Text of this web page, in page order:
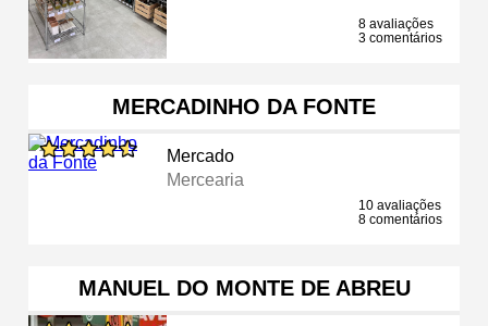
8 avaliações
3 comentários
MERCADINHO DA FONTE
Mercado
Mercearia
10 avaliações
8 comentários
MANUEL DO MONTE DE ABREU